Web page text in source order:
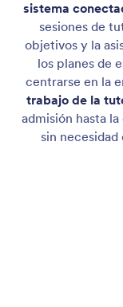
sistema
sesiones de
objetivos y la
los planes de
centrarse en la
trabajo de la
admisión hasta
sin